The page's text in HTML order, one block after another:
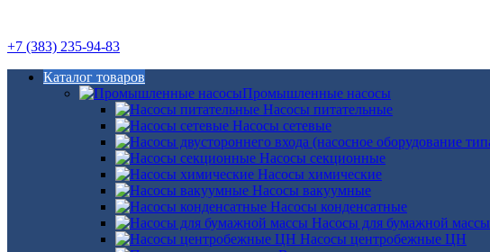
+7 (383) 235-94-83
Каталог товаров
Промышленные насосы
Насосы питательные
Насосы сетевые
Насосы секционные
Насосы химические
Насосы вакуумные
Насосы конденсатные
Насосы для бумажной массы
Насосы центробежные ЦН